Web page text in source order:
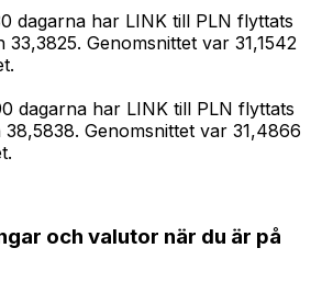
dagarna har LINK till PLN flyttats
Genomsnittet var 31,1542
dagarna har LINK till PLN flyttats
38,5838. Genomsnittet var 31,4866
och valutor när du är på